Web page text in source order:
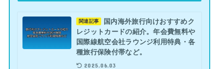
関連記事
国内海外旅行向けおすすめク
レジットカードの紹介。年会費無料や
国際線航空会社ラウンジ利用特典・各
種旅行保険付帯など。
2025.06.03